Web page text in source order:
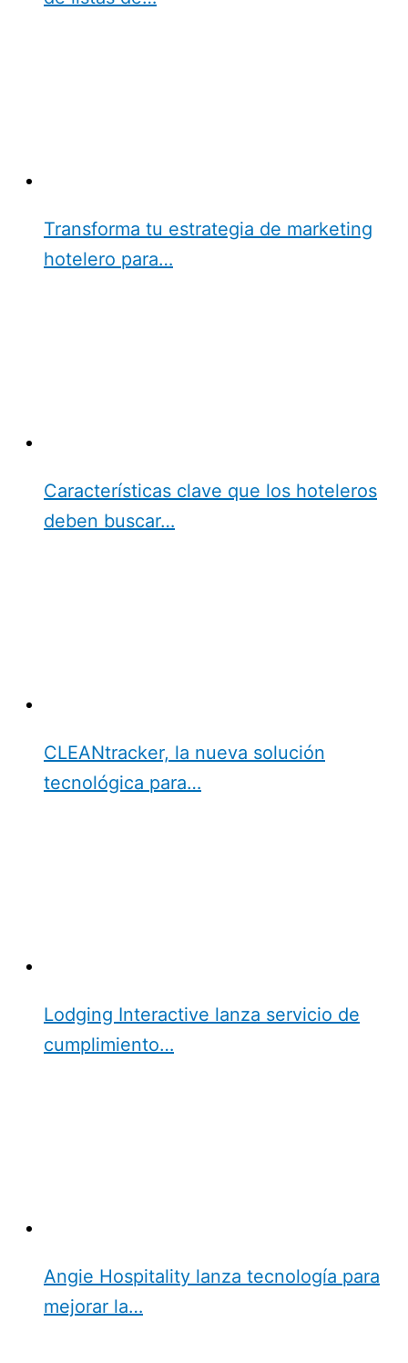
Transforma tu estrategia de marketing
hotelero para…
Características clave que los hoteleros
deben buscar…
CLEANtracker, la nueva solución
tecnológica para…
Lodging Interactive lanza servicio de
cumplimiento…
Angie Hospitality lanza tecnología para
mejorar la…